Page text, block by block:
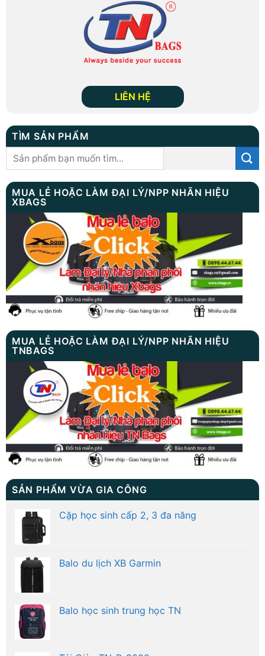
LIÊN HỆ
TÌM SẢN PHẨM
Tìm
MUA LẺ HOẶC LÀM ĐẠI LÝ/NPP NHÃN HIỆU
XBAGS
MUA LẺ HOẶC LÀM ĐẠI LÝ/NPP NHÃN HIỆU
TNBAGS
SẢN PHẨM VỪA GIA CÔNG
Cặp học sinh cấp 2, 3 đa năng
Balo du lịch XB Garmin
Balo học sinh trung học TN